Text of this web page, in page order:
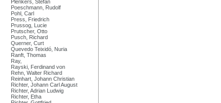
Plenkers, Stefan
Poeschmann, Rudolf
Pohl, Carl
Press, Friedrich
Prussog, Lucie
Prutscher, Otto
Pusch, Richard
Querner, Curt
Quevedo Teixidó, Nuria
Ranft, Thomas
Ray,
Rayski, Ferdinand von
Rehn, Walter Richard
Reinhart, Johann Christian
Richter, Johann Carl August
Richter, Adrian Ludwig
Richter, Etha